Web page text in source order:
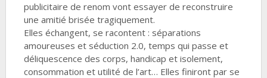
publicitaire de renom vont essayer de reconstruire
une amitié brisée tragiquement.
Elles échangent, se racontent : séparations
amoureuses et séduction 2.0, temps qui passe et
déliquescence des corps, handicap et isolement,
consommation et utilité de l’art… Elles finiront par se